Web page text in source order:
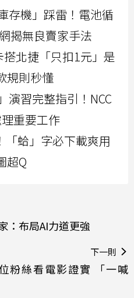
存機」踩雷！電池循
揭無良賣家手法
北捷「只扣1元」是
規則秒懂
演習完整指引！NCC
重要工作
「蛤」字必下載爽用
超Q
：布局AI力道更強
下一則
粉絲看電影證實 「一喊